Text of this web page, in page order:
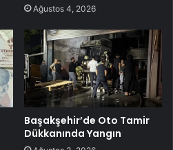
Ağustos 4, 2026
Başakşehir’de Oto Tamir
Dükkanında Yangın